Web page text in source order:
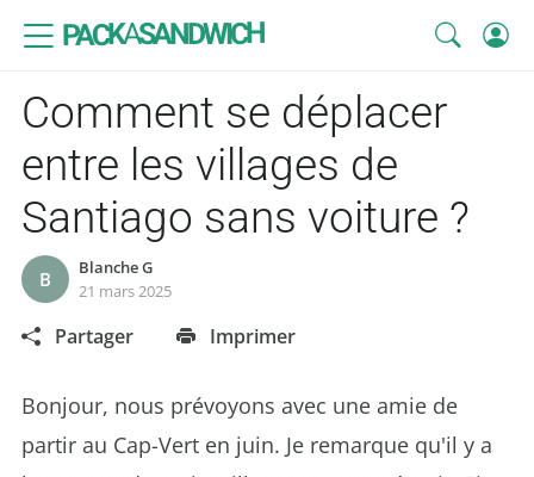
PACKASANDWICH
Comment se déplacer
entre les villages de
Santiago sans voiture ?
B
Blanche G
21 mars 2025
Partager Imprimer
Bonjour, nous prévoyons avec une amie de
partir au Cap-Vert en juin. Je remarque qu'il y a